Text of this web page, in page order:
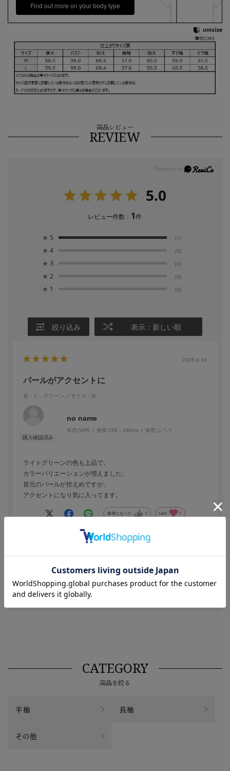
Find out more on your body type
商品レビュー
REVIEW
5.0
レビュー件数： 1件
★ 5 (1)
★ 4 (0)
★ 3 (0)
★ 2 (0)
★ 1 (0)
絞り込み 表示：新しい順
2025.9.16
パールがアクセントに
色：Ｌ．グリーン ／サイズ：M
no name
年代:50代 身長:156～160cm 体型: ふつう
ライトグリーンの色も上品で、
カラーバリエーションが増えました。
首元のパールが控えめですが、
アクセントになり気に入ってます。
参考になった 0 Like! 0
絞り込み 表示：新しい順
レビューを書く
CATEGORY
商品を絞る
半袖 長袖
その他